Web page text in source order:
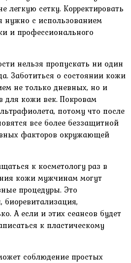
легкую сетку. Корректировать
нужно с использованием
и профессионального
нельзя пропускать ни один
Заботиться о состоянии кожи
не только дневных, но и
для кожи век. Покровам
потому что после
все более беззащитной
факторов окружающей
к косметологу раз в
кожи мужчинам могут
процедуры. Это
биоревитализация,
А если и этих сеансов будет
к пластическому
соблюдение простых